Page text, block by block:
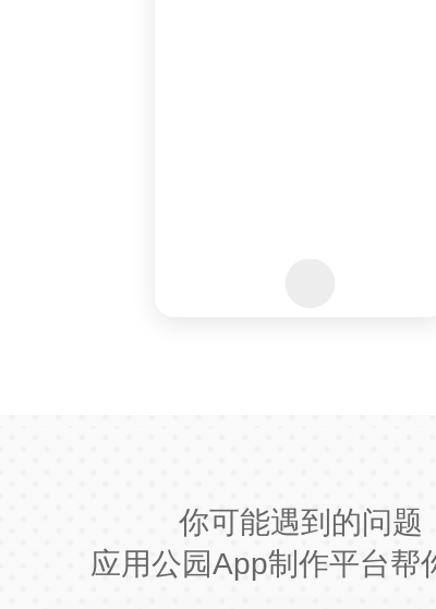
你可能遇到的问题
应用公园App制作平台帮